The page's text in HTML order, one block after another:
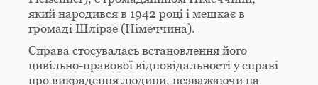
який народився в 1942 році і мешкає в
громаді Шлірзе (Німеччина).
Справа стосувалась встановлення його
цивільно-правової відповідальності у справі
про викрадення людини, незважаючи на